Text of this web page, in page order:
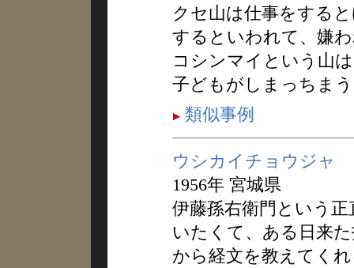
クセ山は仕事をする
するといわれて、嫌
コシンマイという山
子どもがしまっちま
類似事例
ウシカイチョウジャ
1956年 宮城県
伊藤孫右衛門という
いたくて、ある日来
から経文を教えてく